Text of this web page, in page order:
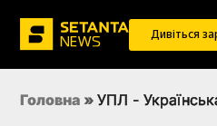
Дивіться
Головна » УПЛ -